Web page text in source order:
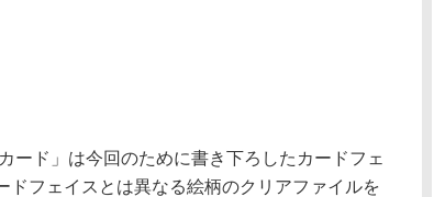
ード」は今回のために書き下ろしたカードフェ
ドフェイスとは異なる絵柄のクリアファイルを